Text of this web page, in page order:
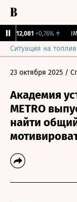
12,081 +0,76%↑
Ситуация на
23 октября 2025 /
Академия
METRO
найти